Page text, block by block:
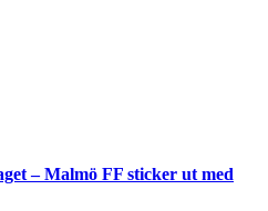
– Malmö FF sticker ut med